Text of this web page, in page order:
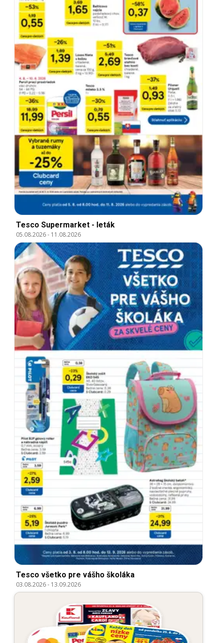
Tesco Supermarket - leták
05.08.2026- 11.08.2026
Tesco všetko pre vášho školáka
03.08.2026- 13.09.2026